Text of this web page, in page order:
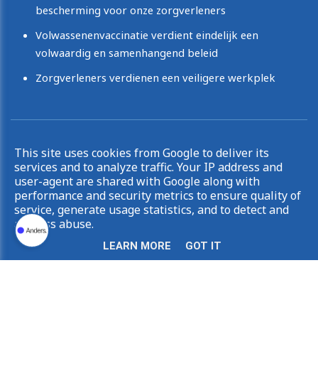
bescherming voor onze zorgverleners
Volwassenenvaccinatie verdient eindelijk een
volwaardig en samenhangend beleid
Zorgverleners verdienen een veiligere werkplek
Privacy & Cookies |UP-TO-DATE WebDesign
This site uses cookies from Google to deliver its
services and to analyze traffic. Your IP address and
user-agent are shared with Google along with
performance and security metrics to ensure quality of
service, generate usage statistics, and to detect and
address abuse.
LEARN MORE GOT IT